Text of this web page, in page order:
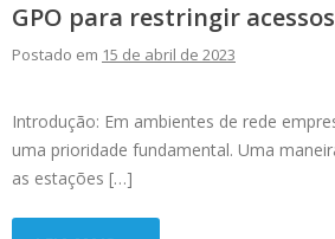
GPO para restringir
Postado em 15 de abril de 2023
Introdução: Em ambientes de rede
uma prioridade fundamental. Uma
as estações […]